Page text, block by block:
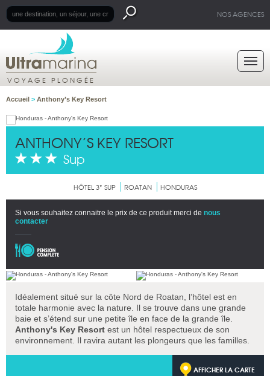
NOS AGENCES
VOYAGE PLONGÉE
Accueil > Anthony’s Key Resort
ANTHONY’S KEY RESORT
Sup
HÔTEL 3* SUP ROATAN HONDURAS
Si vous souhaitez connaitre le prix de ce produit merci de nous
contacter
Idéalement situé sur la côte Nord de Roatan, l’hôtel est en
totale harmonie avec la nature. Il se trouve dans une grande
baie et s’étend sur une petite île en face de la grande île.
Anthony's Key Resort est un hôtel respectueux de son
environnement. Il ravira autant les plongeurs que les familles.
AFFICHER LA CARTE